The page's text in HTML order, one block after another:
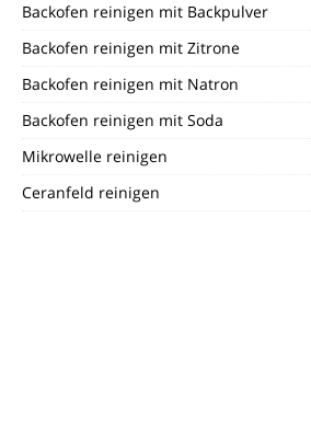
Backofen reinigen mit Backpulver
Backofen reinigen mit Zitrone
Backofen reinigen mit Natron
Backofen reinigen mit Soda
Mikrowelle reinigen
Ceranfeld reinigen